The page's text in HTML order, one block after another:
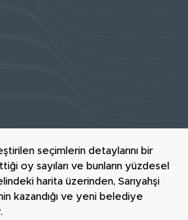
seçimlerin detaylarını bir
oy sayıları ve bunların yüzdesel
harita üzerinden, Sarıyahşi
kazandığı ve yeni belediye